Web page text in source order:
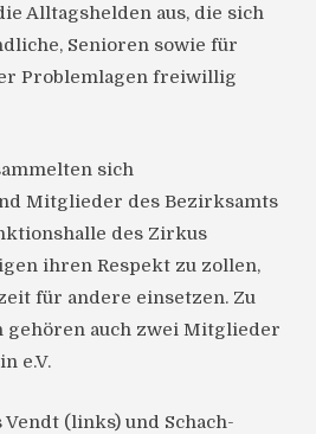
Alltagshelden aus, die sich
Senioren sowie für
Problemlagen freiwillig
sich
Mitglieder des Bezirksamts
des Zirkus
ihren Respekt zu zollen,
für andere einsetzen. Zu
gehören auch zwei Mitglieder
e.V.
Vendt (links) und Schach-